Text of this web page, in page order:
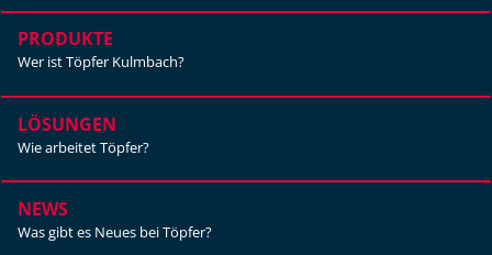
PRODUKTE
Wer ist Töpfer Kulmbach?
LÖSUNGEN
Wie arbeitet Töpfer?
NEWS
Was gibt es Neues bei Töpfer?